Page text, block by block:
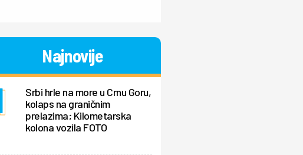
Najnovije
Srbi hrle na more u Crnu Goru,
kolaps na graničnim
prelazima; Kilometarska
kolona vozila FOTO